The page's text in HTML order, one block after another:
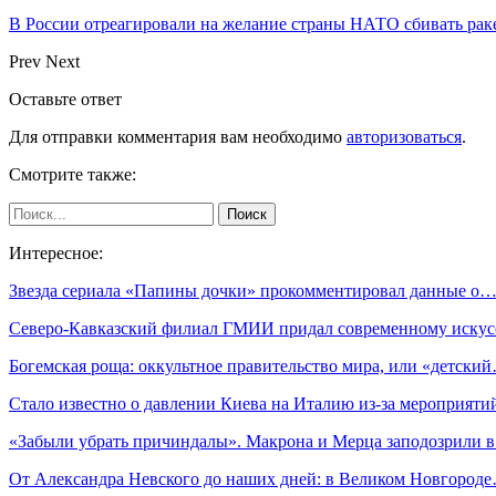
В России отреагировали на желание страны НАТО сбивать
Prev Next
Оставьте ответ
Для отправки комментария вам необходимо авторизоваться.
Смотрите также:
Интересное:
Звезда сериала «Папины дочки» прокомментировал данные о…
Северо-Кавказский филиал ГМИИ придал современному
Богемская роща: оккультное правительство мира, или
Стало известно о давлении Киева на Италию из-за
«Забыли убрать причиндалы». Макрона и Мерца заподозрили
От Александра Невского до наших дней: в Великом